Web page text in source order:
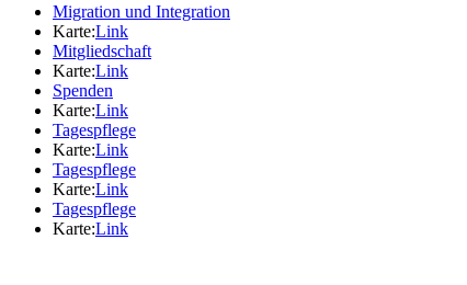
Migration und Integration
Karte:Link
Mitgliedschaft
Karte:Link
Spenden
Karte:Link
Tagespflege
Karte:Link
Tagespflege
Karte:Link
Tagespflege
Karte:Link